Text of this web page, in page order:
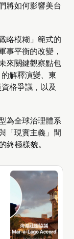
將如何影響美台
略模糊」範式的
事平衡的改變，
來關鍵觀察點包
解釋演變、東
格爭議，以及
為全球治理體系
「現實主義」間
終極樣貌。